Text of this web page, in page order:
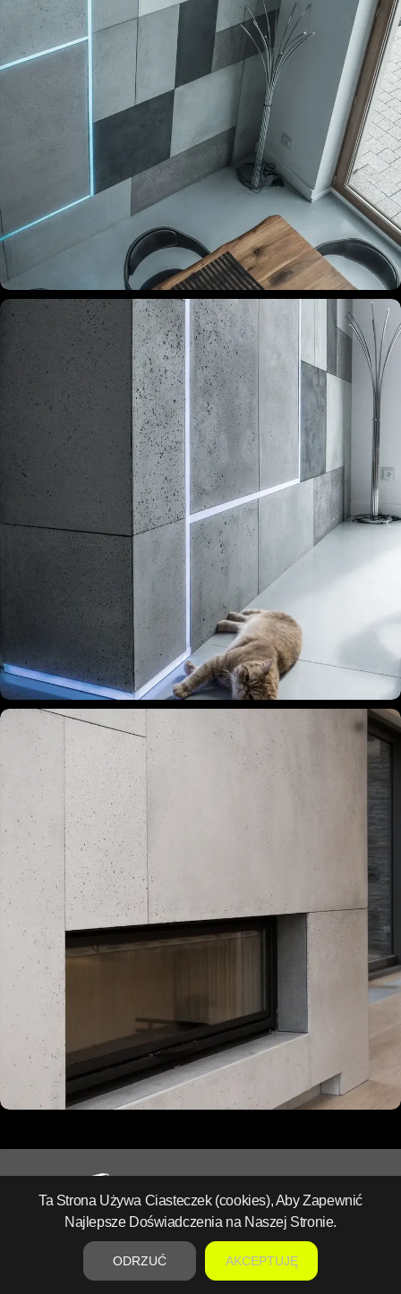
Architectural Concrete Specialists since 2016.
Ta Strona Używa Ciasteczek (cookies), Aby Zapewnić
Najlepsze Doświadczenia na Naszej Stronie.
ODRZUĆ AKCEPTUJĘ